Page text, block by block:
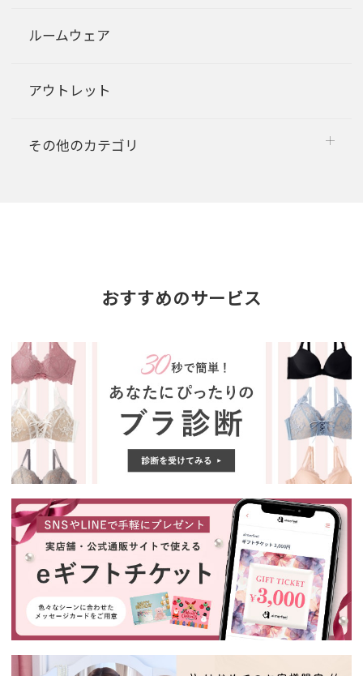
ルームウェア
アウトレット
その他のカテゴリ
おすすめのサービス